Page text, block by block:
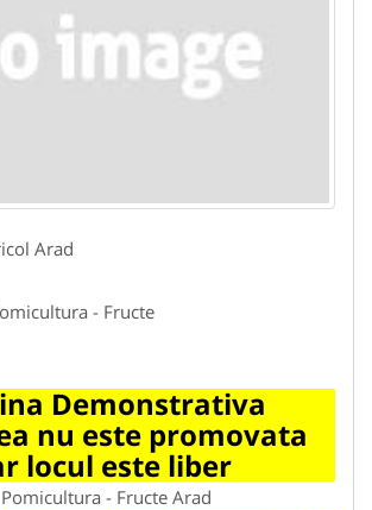
Arad
- Fructe
Demonstrativa
nu este promovata
locul este liber
Pomicultura - Fructe Arad